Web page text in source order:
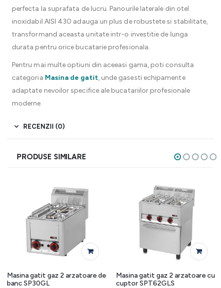
perfecta la suprafata de lucru. Panourile laterale din otel
inoxidabil AISI 430 adauga un plus de robustete si stabilitate,
transformand aceasta unitate intr-o investitie de lunga
durata pentru orice bucatarie profesionala.
Pentru mai multe optiuni din aceeasi gama, poti consulta
categoria Masina de gatit, unde gasesti echipamente
adaptate nevoilor specifice ale bucatariilor profesionale
moderne.
RECENZII (0)
PRODUSE SIMILARE
Masina gatit gaz 2 arzatoare de
banc SP30GL
Masina gatit gaz 2 arzatoare cu
cuptor SPT62GLS